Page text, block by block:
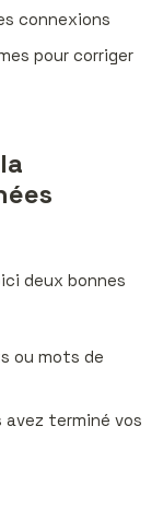
connexions
pour corriger
deux bonnes
ou mots de
avez terminé vos